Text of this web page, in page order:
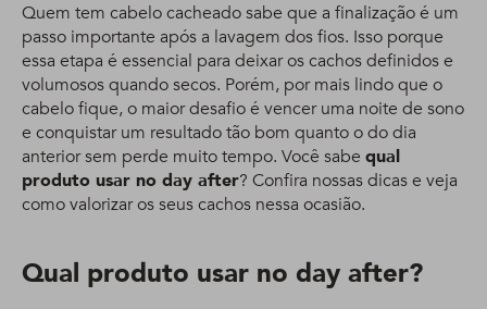
Quem tem cabelo cacheado sabe que a finalização é um
passo importante após a lavagem dos fios. Isso porque
essa etapa é essencial para deixar os cachos definidos e
volumosos quando secos. Porém, por mais lindo que o
cabelo fique, o maior desafio é vencer uma noite de sono
e conquistar um resultado tão bom quanto o do dia
anterior sem perde muito tempo. Você sabe qual
produto usar no day after? Confira nossas dicas e veja
como valorizar os seus cachos nessa ocasião.
Qual produto usar no day after?